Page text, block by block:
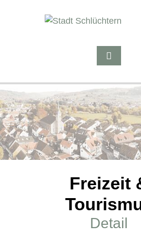
Freizeit
Detail